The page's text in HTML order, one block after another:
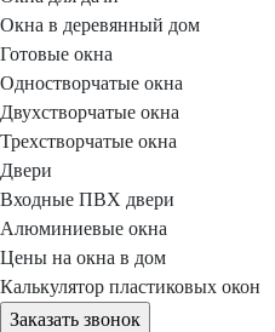
Окна в деревянный дом
Готовые окна
Одностворчатые окна
Двухстворчатые окна
Трехстворчатые окна
Двери
Входные ПВХ двери
Алюминиевые окна
Цены на окна в дом
Калькулятор пластиковых окон
Заказать звонок